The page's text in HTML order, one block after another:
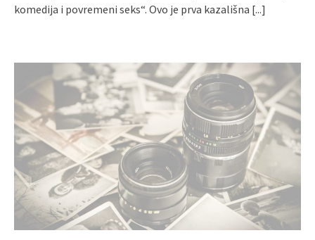
komedija i povremeni seks“. Ovo je prva kazališna [...]